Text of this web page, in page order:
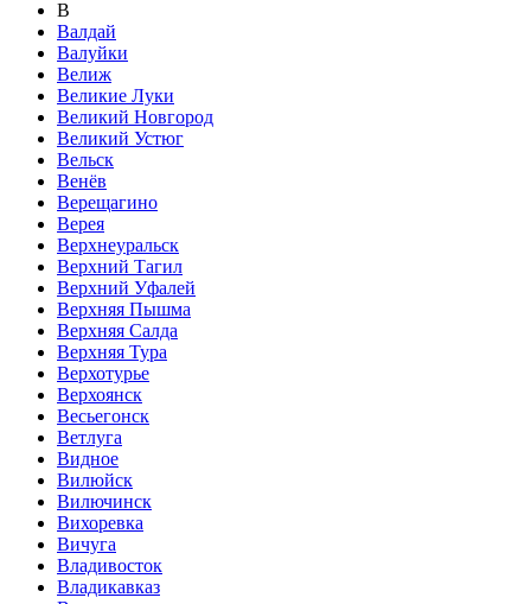
В
Валдай
Валуйки
Велиж
Великие Луки
Великий Новгород
Великий Устюг
Вельск
Венёв
Верещагино
Верея
Верхнеуральск
Верхний Тагил
Верхний Уфалей
Верхняя Пышма
Верхняя Салда
Верхняя Тура
Верхотурье
Верхоянск
Весьегонск
Ветлуга
Видное
Вилюйск
Вилючинск
Вихоревка
Вичуга
Владивосток
Владикавказ